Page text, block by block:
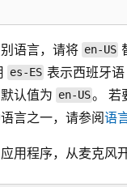
语言，请将 en-US
es-ES 表示西班牙
认值为 en-US。 若
言之一，请参阅语
用程序，从麦克风